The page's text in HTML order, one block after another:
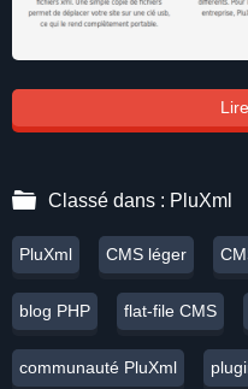
Classé dans : PluXml
PluXml CMS léger
blog PHP flat-file CMS
communauté PluXml